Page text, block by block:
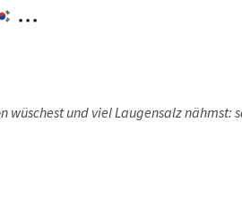
wüschest und viel Laugensalz